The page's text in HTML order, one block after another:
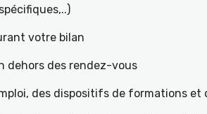
votre bilan
dehors des rendez-vous
des dispositifs de formations